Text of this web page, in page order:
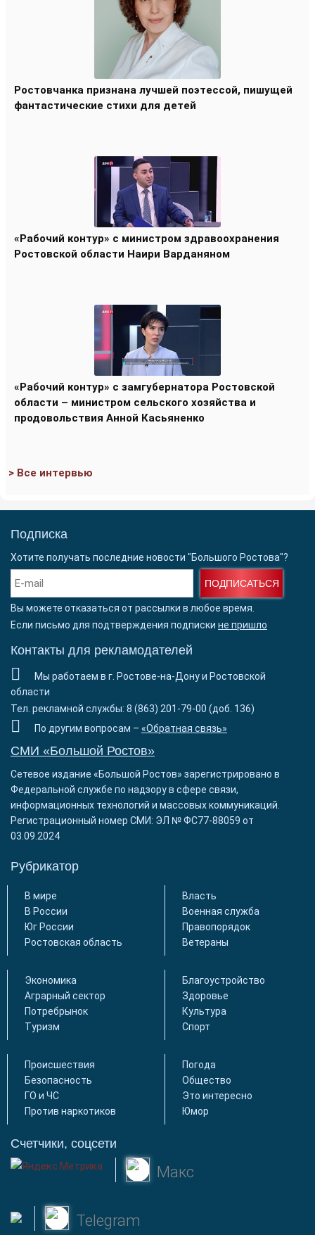
Ростовчанка признана лучшей поэтессой, пишущей
фантастические стихи для детей
«Рабочий контур» с министром здравоохранения
Ростовской области Наири Варданяном
«Рабочий контур» с замгубернатора Ростовской
области – министром сельского хозяйства и
продовольствия Анной Касьяненко
> Все интервью
Подписка
Хотите получать последние новости "Большого Ростова"?
ПОДПИСАТЬСЯ
Вы можете отказаться от рассылки в любое время.
Если письмо для подтверждения подписки не пришло
Контакты для рекламодателей
Мы работаем в г. Ростове-на-Дону и Ростовской
области
Тел. рекламной службы: 8 (863) 201-79-00 (доб. 136)
По другим вопросам – «Обратная связь»
СМИ «Большой Ростов»
Сетевое издание «Большой Ростов» зарегистрировано в
Федеральной службе по надзору в сфере связи,
информационных технологий и массовых коммуникаций.
Регистрационный номер СМИ: ЭЛ № ФС77-88059 от
03.09.2024
Рубрикатор
В мире
В России
Юг России
Ростовская область
Власть
Военная служба
Правопорядок
Ветераны
Экономика
Аграрный сектор
Потребрынок
Туризм
Благоустройство
Здоровье
Культура
Спорт
Происшествия
Безопасность
ГО и ЧС
Против наркотиков
Погода
Общество
Это интересно
Юмор
Счетчики, соцсети
Макс
Telegram